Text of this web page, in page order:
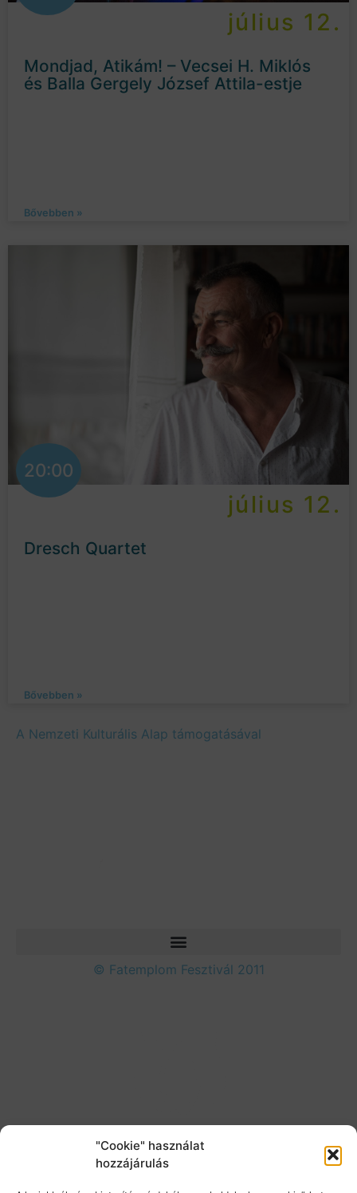
"Cookie" használat
hozzájárulás
július 12.
Mondjad, Atikám! – Vecsei H. Miklós
és Balla Gergely József Attila-estje
Bővebben »
20:00
július 12.
Dresch Quartet
Bővebben »
A Nemzeti Kulturális Alap támogatásával
© Fatemplom Fesztivál 2011